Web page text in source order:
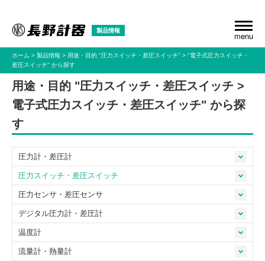
製品情報 menu
ホーム 製品情報 用途・目的 "圧力スイッチ・差圧スイッチ"
"電子式圧力スイッチ・
差圧スイッチ" から探す
用途・目的 "圧力スイッチ・差圧スイッチ >
電子式圧力スイッチ・差圧スイッチ" から探
す
圧力計・差圧計
圧力スイッチ・差圧スイッチ
圧力センサ・差圧センサ
デジタル圧力計・差圧計
温度計
流量計・熱量計